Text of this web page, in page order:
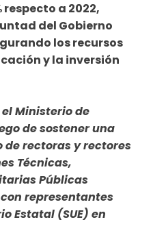
a 2022,
del Gobierno
los recursos
y la inversión
Ministerio de
de sostener una
rectoras y rectores
Técnicas,
Públicas
con representantes
Estatal (SUE) en